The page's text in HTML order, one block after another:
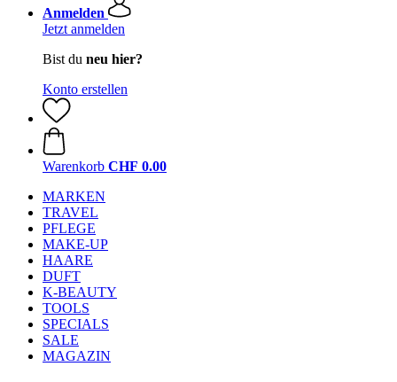
Anmelden
Jetzt anmelden
Bist du neu hier?
Konto erstellen
Warenkorb CHF 0.00
MARKEN
TRAVEL
PFLEGE
MAKE-UP
HAARE
DUFT
K-BEAUTY
TOOLS
SPECIALS
SALE
MAGAZIN